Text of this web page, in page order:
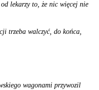
lekarzy to, że nic więcej nie
trzeba walczyć, do końca,
wagonami przywozil